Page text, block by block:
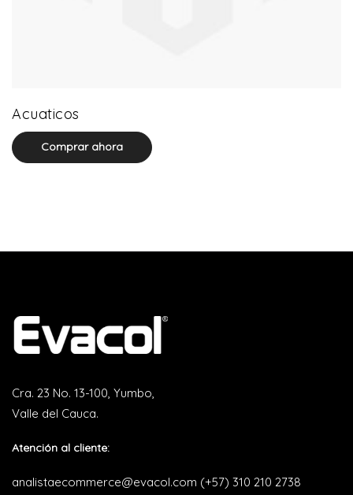
Acuaticos
Comprar ahora
Cra. 23 No. 13-100, Yumbo,
Valle del Cauca.
Atención al cliente:
analistaecommerce@evacol.com (+57) 310 210 2738